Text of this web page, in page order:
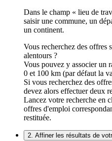
Dans le champ « lieu de
saisir une commune, un
un continent.
Vous recherchez des offres
alentours ?
Vous pouvez y associer un
0 et 100 km (par défaut la
Si vous recherchez des
devez alors effectuer deux
Lancez votre recherche en
offres d'emploi
restituée.
2. Affiner les résultats de